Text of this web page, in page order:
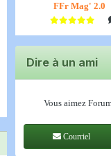
FFr Mag' 2.0
Dire à un ami
Vous aimez
Courriel